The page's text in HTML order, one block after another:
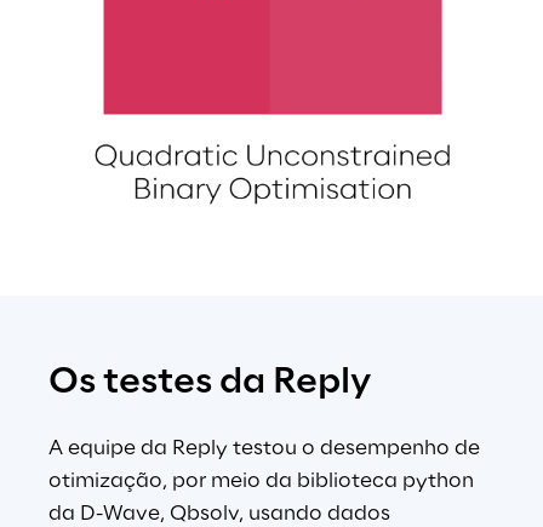
Os testes da Reply
A equipe da Reply testou o desempenho de
otimização, por meio da biblioteca python
da D-Wave, Qbsolv, usando dados